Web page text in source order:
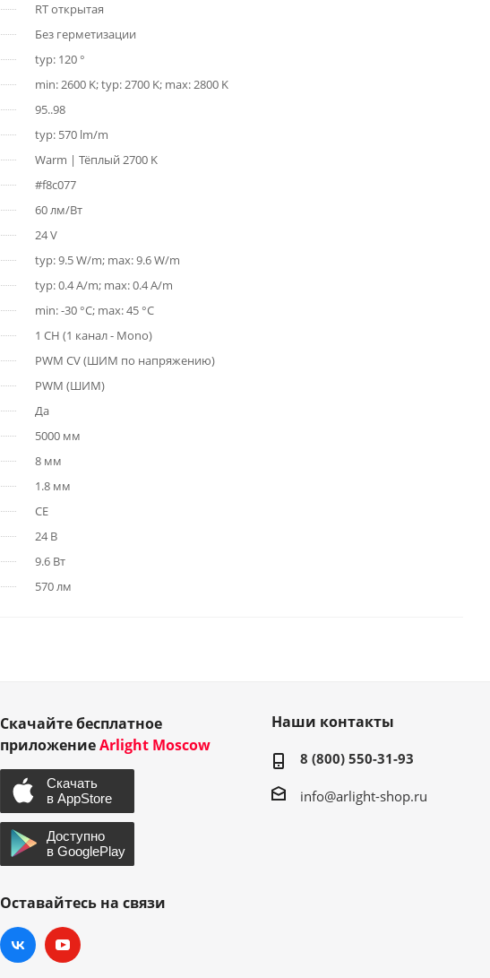
RT открытая
Без герметизации
typ: 120 °
min: 2600 K; typ: 2700 K; max: 2800 K
95..98
typ: 570 lm/m
Warm | Тёплый 2700 K
#f8c077
60 лм/Вт
24 V
typ: 9.5 W/m; max: 9.6 W/m
typ: 0.4 A/m; max: 0.4 A/m
min: -30 °C; max: 45 °C
1 CH (1 канал - Mono)
PWM СV (ШИМ по напряжению)
PWM (ШИМ)
Да
5000 мм
8 мм
1.8 мм
CE
24 В
9.6 Вт
570 лм
Скачайте бесплатное
приложениеArlight Moscow
Оставайтесь на связи
Наши контакты
8 (800) 550-31-93
info@arlight-shop.ru